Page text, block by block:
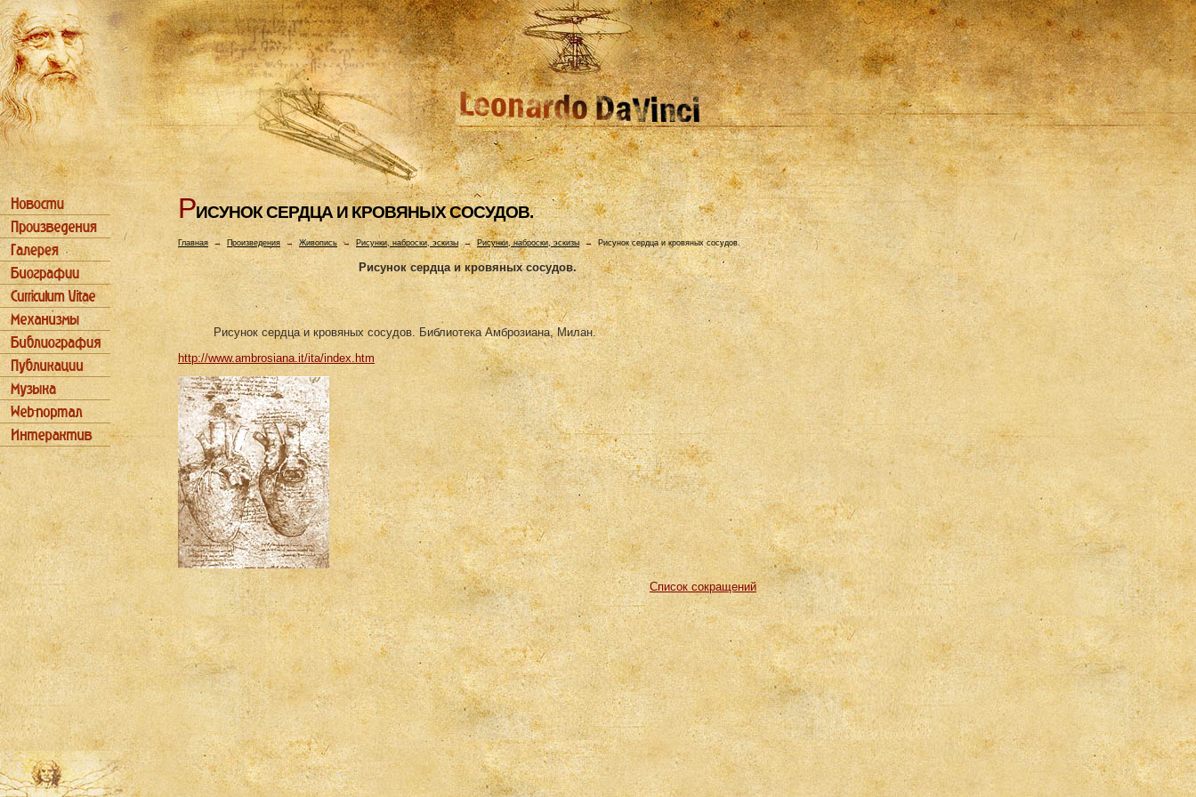
РИСУHОК СЕРДЦА И КРОВЯHЫХ СОСУДОВ.
Главная→ Произведения → Живопись → Рисунки, наброски, эскизы →Рисунки, наброски, эскизы→Рисунок сердца и кровяных сосудов.
Рисунок сердца и кровяных сосудов.
Рисунок сердца и кровяных сосудов. Библиотека Амброзиана, Милан.
http://www.ambrosiana.it/ita/index.htm
Список сокращений